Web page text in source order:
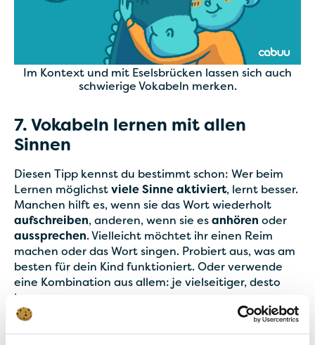
Im Kontext und mit Eselsbrücken lassen sich auch
schwierige Vokabeln merken.
7. Vokabeln lernen mit allen
Sinnen
Diesen Tipp kennst du bestimmt schon: Wer beim
Lernen möglichst viele Sinne aktiviert, lernt besser.
Manchen hilft es, wenn sie das Wort wiederholt
aufschreiben, anderen, wenn sie es anhören oder
aussprechen. Vielleicht möchtet ihr einen Reim
machen oder das Wort singen. Probiert aus, was am
besten für dein Kind funktioniert. Oder verwende
eine Kombination aus allem: je vielseitiger, desto
besser.